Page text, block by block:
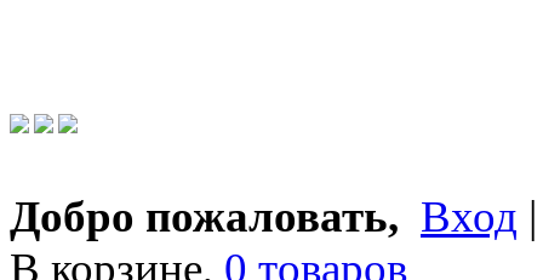
Добро пожаловать, Вход
В корзине, 0 товаров